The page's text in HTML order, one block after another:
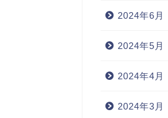
2024年6月
2024年5月
2024年4月
2024年3月